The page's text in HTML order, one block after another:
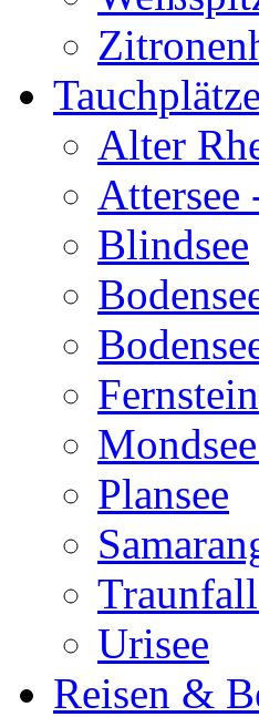
Alter
Attersee
Blindsee
Plansee
Urisee
Reisen &